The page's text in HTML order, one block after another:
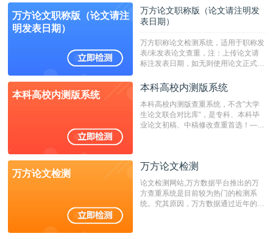
定院校！！！
万方论文职称版（论文请注
明发表日期）
万方论文职称版（论文请注明发
表日期）
万方职称论文检测系统，适用于职称发
表/未发表论文查重，注：上传论文请
标注发表日期，如无则使用论文正式发
成时间作为发表日期。
本科高校内测版系统
本科高校内测版系统
本科高校内测版查重系统，不含”大学
生论文联合对比库“，是专科、本科毕
业论文初稿、中稿修改查重首选！——
万方论文检测
万方论文检测
论文检测网站,万方数据平台推出的万
方查重系统是目前较为热门的检测系
统。究其原因，万方数据通过近年的发